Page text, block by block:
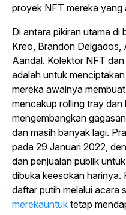
proyek NFT mereka yang
Di antara pikiran utama di
Kreo, Brandon Delgados,
Aandal. Kolektor NFT
adalah untuk
mereka awalnya
mencakup rolling tray
mengembangkan
dan masih banyak lagi.
pada 29 Januari 2022,
dan penjualan publik
dibuka keesokan harinya.
daftar putih melalui acara
merekauntuk tetap